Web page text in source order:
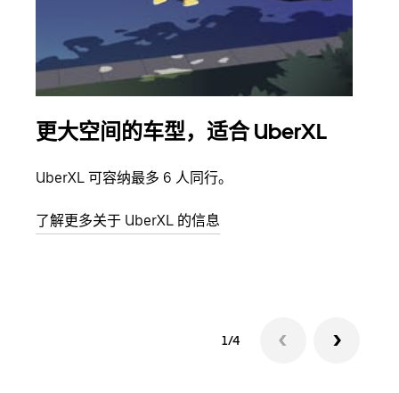
更大空间的车型，适合 UberXL
UberXL 可容纳最多 6 人同行。
了解更多关于 UberXL 的信息
1/4